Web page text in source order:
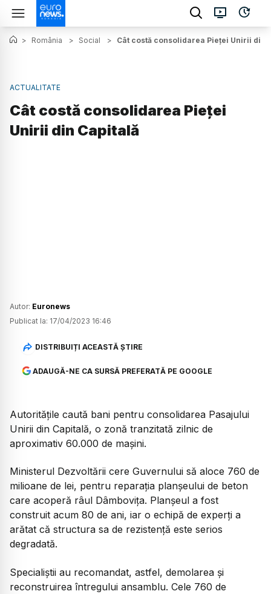
> România > Social > Cât costă consolidarea Pieței Unirii din
ACTUALITATE
Cât costă consolidarea Pieței
Unirii din Capitală
Autor: Euronews
Publicat la: 17/04/2023 16:46
DISTRIBUIȚI ACEASTĂ ȘTIRE
ADAUGĂ-NE CA SURSĂ PREFERATĂ PE GOOGLE
Autoritățile caută bani pentru consolidarea Pasajului
Unirii din Capitală, o zonă tranzitată zilnic de
aproximativ 60.000 de mașini.
Ministerul Dezvoltării cere Guvernului să aloce 760 de
milioane de lei, pentru reparația planșeului de beton
care acoperă râul Dâmboviţa. Planșeul a fost
construit acum 80 de ani, iar o echipă de experți a
arătat că structura sa de rezistență este serios
degradată.
Specialiștii au recomandat, astfel, demolarea și
reconstruirea întregului ansamblu. Cele 760 de